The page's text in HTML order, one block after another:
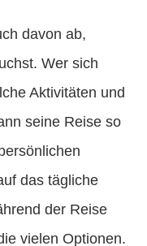
davon ab,
Wer sich
Aktivitäten und
seine Reise so
das tägliche
der Reise
vielen Optionen.